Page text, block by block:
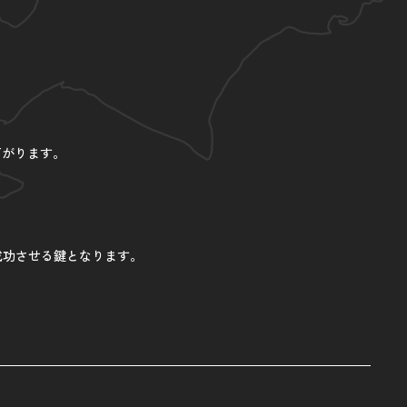
ります。
させる鍵となります。